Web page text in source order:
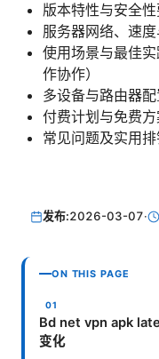
版本特性与安全
服务器网络、速
使用场景与最佳
作协作）
多设备与路由器
付费计划与免费
常见问题及实用
发布:2026-03-07·
ON THIS PAGE
Bd net vpn apk
变化